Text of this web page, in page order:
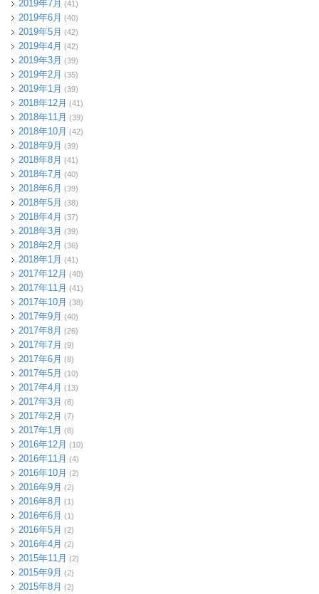
2019年7月 (41)
2019年6月 (40)
2019年5月 (42)
2019年4月 (42)
2019年3月 (39)
2019年2月 (35)
2019年1月 (39)
2018年12月 (41)
2018年11月 (39)
2018年10月 (42)
2018年9月 (39)
2018年8月 (41)
2018年7月 (40)
2018年6月 (39)
2018年5月 (38)
2018年4月 (37)
2018年3月 (39)
2018年2月 (36)
2018年1月 (41)
2017年12月 (40)
2017年11月 (41)
2017年10月 (38)
2017年9月 (40)
2017年8月 (26)
2017年7月 (9)
2017年6月 (8)
2017年5月 (10)
2017年4月 (13)
2017年3月 (8)
2017年2月 (7)
2017年1月 (8)
2016年12月 (10)
2016年11月 (4)
2016年10月 (2)
2016年9月 (2)
2016年8月 (1)
2016年6月 (1)
2016年5月 (2)
2016年4月 (2)
2015年11月 (2)
2015年9月 (2)
2015年8月 (2)